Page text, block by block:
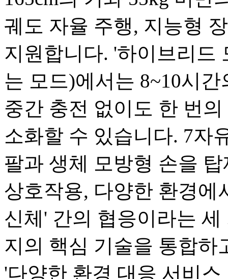
궤도 자율 주행, 지능형
지원합니다. '하이브리드
는 모드)에서는 8~10시
중간 충전 없이도 한 번
소화할 수 있습니다. 7자
팔과 생체 모방형 손을
상호작용, 다양한 환경에
신체' 간의 협응이라는
지의 핵심 기술을 통합하
'다양한 환경 대응 서비